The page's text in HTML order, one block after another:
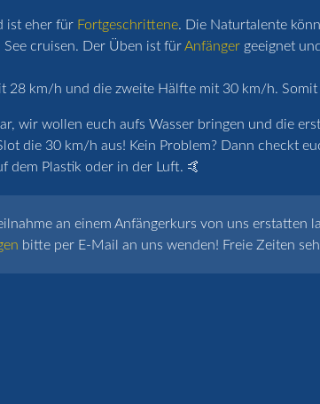
ist eher für Fortgeschrittene. Die Naturtalente
cruisen. Der Üben ist fürAnfänger geeignet
28 km/h und die zweite Hälfte mit 30 km/h.
wir wollen euch aufs Wasser bringen und die
die 30 km/h aus! Kein Problem? Dann checkt
dem Plastik oder in der Luft. 🤙
an einem Anfängerkurs von uns erstatten
bitte per E-Mail an uns wenden! Freie Zeiten